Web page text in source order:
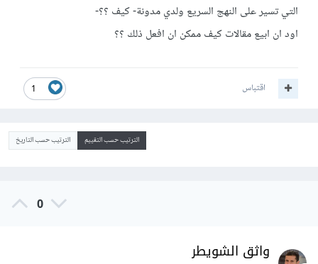
التي تسير على النهج السريع ولدي مدونة- كيف ؟؟-
اود ان ابيع مقالات كيف ممكن ان افعل ذلك ؟؟
1 اقتباس
الترتيب حسب التقييم الترتيب حسب التاريخ
0
واثق الشويطر